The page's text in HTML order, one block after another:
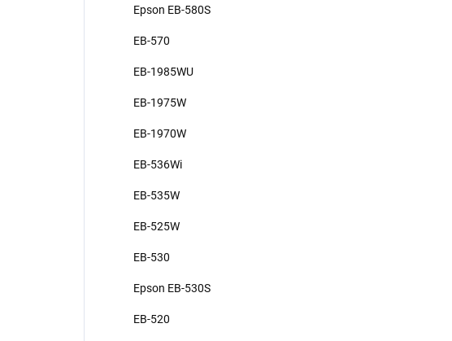
Epson EB-580S
EB-570
EB-1985WU
EB-1975W
EB-1970W
EB-536Wi
EB-535W
EB-525W
EB-530
Epson EB-530S
EB-520